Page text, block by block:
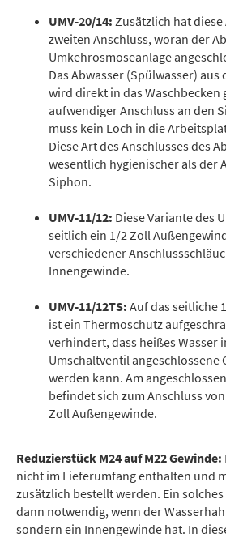
UMV-20/14: Zusätzlich hat
zweiten Anschluss, woran der
Umkehrosmoseanlage
Das Abwasser (Spülwasser) aus
wird direkt in das Waschbecken
aufwendiger Anschluss an den
muss kein Loch in die
Diese Art des Anschlusses des
wesentlich hygienischer als der
Siphon.
UMV-11/12: Diese Variante des
seitlich ein 1/2 Zoll
verschiedener
Innengewinde.
UMV-11/12TS: Auf das seitliche
ist ein Thermoschutz
verhindert, dass heißes Wasser
Umschaltventil angeschlossene
werden kann. Am
befindet sich zum Anschluss
Zoll Außengewinde.
Reduzierstück M24 auf M22 Gewinde:
nicht im Lieferumfang enthalten und
zusätzlich bestellt werden. Ein
dann notwendig, wenn der
sondern ein Innengewinde hat. In